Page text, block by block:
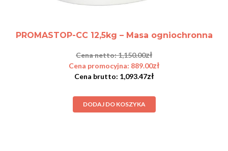
PROMASTOP-CC 12,5kg – Masa ogniochronna
1,150.00zł
889.00zł
1,093.47zł
DODAJ DO KOSZYKA